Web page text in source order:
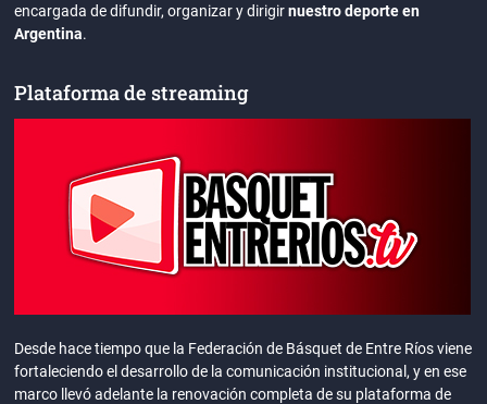
encargada de difundir, organizar y dirigirnuestro deporte en
Argentina.
Plataforma de streaming
Desde hace tiempo que la Federación de Básquet de Entre Ríos viene
fortaleciendo el desarrollo de la comunicación institucional, y en ese
marco llevó adelante la renovación completa de su plataforma de